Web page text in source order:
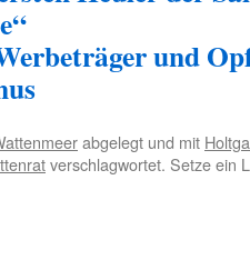
und
abgelegt und mit
verschlagwortet. Setze ein